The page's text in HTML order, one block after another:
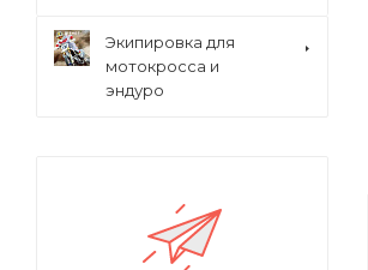
Экипировка для
мотокросса и
эндуро